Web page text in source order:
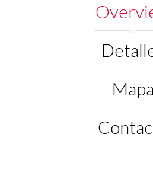
Mapa